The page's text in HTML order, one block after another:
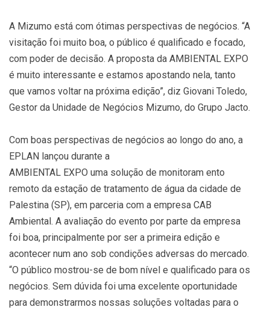
A Mizumo está com ótimas perspectivas de negócios. “A
visitação foi muito boa, o público é qualificado e focado,
com poder de decisão. A proposta da AMBIENTAL EXPO
é muito interessante e estamos apostando nela, tanto
que vamos voltar na próxima edição”, diz Giovani Toledo,
Gestor da Unidade de Negócios Mizumo, do Grupo Jacto.
Com boas perspectivas de negócios ao longo do ano, a
EPLAN lançou durante a
AMBIENTAL EXPO uma solução de monitoram ento
remoto da estação de tratamento de água da cidade de
Palestina (SP), em parceria com a empresa CAB
Ambiental. A avaliação do evento por parte da empresa
foi boa, principalmente por ser a primeira edição e
acontecer num ano sob condições adversas do mercado.
“O público mostrou-se de bom nível e qualificado para os
negócios. Sem dúvida foi uma excelente oportunidade
para demonstrarmos nossas soluções voltadas para o